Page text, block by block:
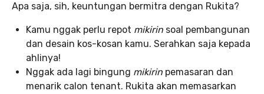
Apa saja, sih, keuntungan bermitra dengan Rukita?
Kamu nggak perlu repot mikirin soal pembangunan
dan desain kos-kosan kamu. Serahkan saja kepada
ahlinya!
Nggak ada lagi bingung mikirin pemasaran dan
menarik calon tenant. Rukita akan memasarkan